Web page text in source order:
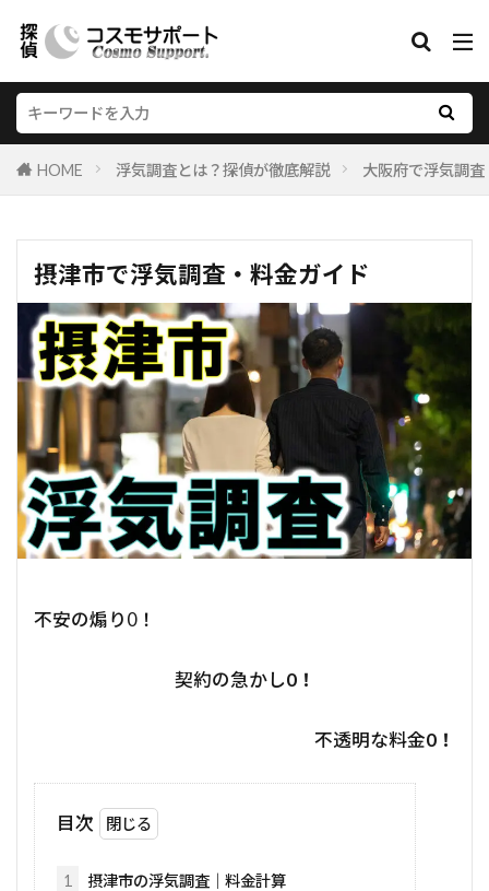
HOME 浮気調査とは？探偵が徹底解説 大阪府で浮気調
摂津市で浮気調査・料金ガイド
不安の煽り0！
契約の急かし0！
不透明な料金0！
目次
1 摂津市の浮気調査｜料金計算